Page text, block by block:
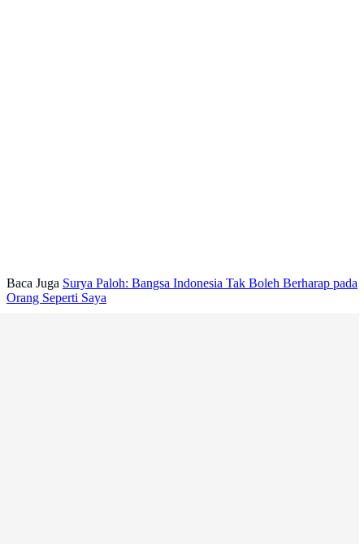
Baca Juga Surya Paloh: Bangsa Indonesia Tak Boleh Berharap pada
Orang Seperti Saya